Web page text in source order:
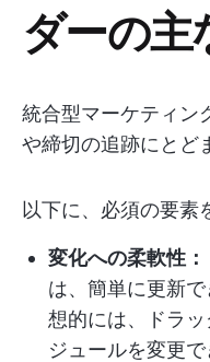
ダーの主
統合型マーケティン
や締切の追跡にとど
以下に、必須の要素
変化への柔軟性：
は、簡単に更新
想的には、ドラ
ジュールを変更